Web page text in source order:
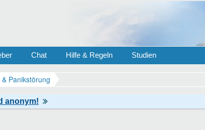
Chat Hilfe & Regeln Studien
Panikstörung